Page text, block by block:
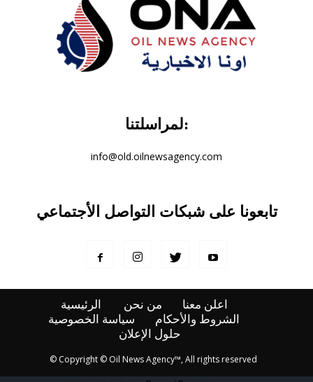
لمراسلتنا:
info@old.oilnewsagency.com
تابعونا على شبكات التواصل الأجتماعي
الرئيسية من نحن
اعلن معنا
سياسة الخصوصية
الشروط والأحكام
حلول الإعلان
© Copyright © Oil News Agency™, All rights reserved